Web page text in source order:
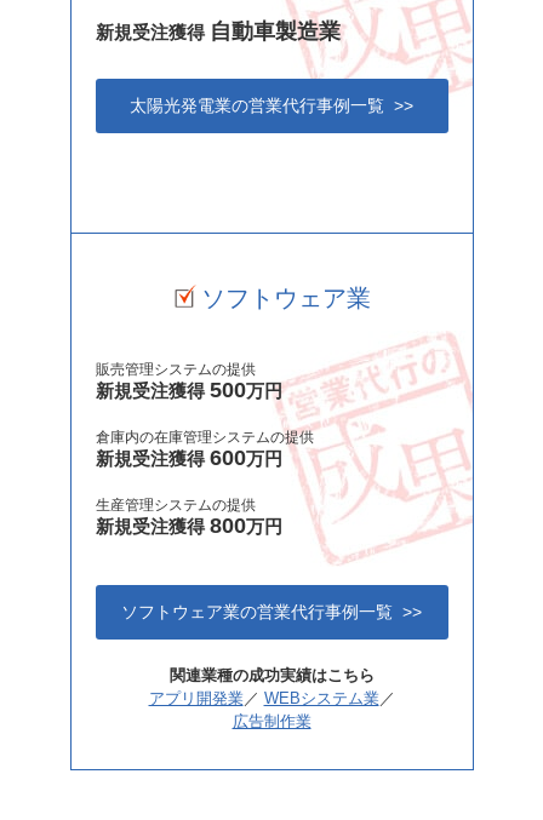
新規受注獲得 自動車製造業
太陽光発電業の営業代行事例一覧 >>
ソフトウェア業
販売管理システムの提供
新規受注獲得500万円
倉庫内の在庫管理システムの提供
新規受注獲得600万円
生産管理システムの提供
新規受注獲得800万円
ソフトウェア業の営業代行事例一覧 >>
関連業種の成功実績はこちら
アプリ開発業／ WEBシステム業／
広告制作業